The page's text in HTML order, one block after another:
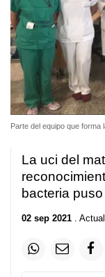
Parte del equipo que forma
La uci del
bacteria
02 sep 2021 .